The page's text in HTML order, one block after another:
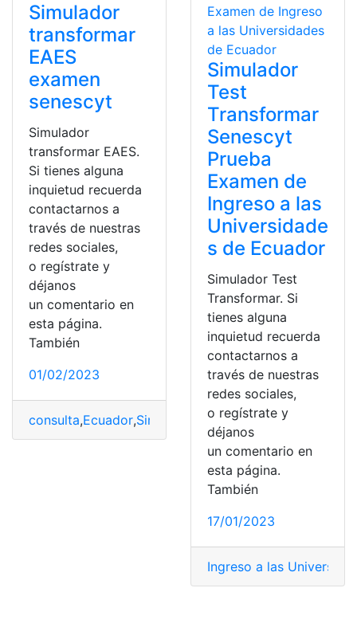
Simulador
transformar
EAES
examen
senescyt
Simulador
transformar EAES.
Si tienes alguna
inquietud recuerda
contactarnos a
través de nuestras
redes sociales,
o regístrate y
déjanos
un comentario en
esta página.
También
01/02/2023
consulta,Ecuador,Simulador Test Transformar
Simulador
Test
Transformar
Senescyt
Prueba
Examen de
Ingreso a las
Universidade
s de Ecuador
Simulador Test
Transformar. Si
tienes alguna
inquietud recuerda
contactarnos a
través de nuestras
redes sociales,
o regístrate y
déjanos
un comentario en
esta página.
También
17/01/2023
Ingreso a las